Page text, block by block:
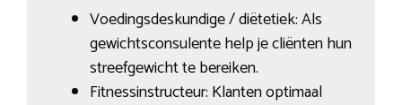
Voedingsdeskundige / diëtetiek: Als
gewichtsconsulente help je cliënten hun
streefgewicht te bereiken.
Fitnessinstructeur: Klanten optimaal